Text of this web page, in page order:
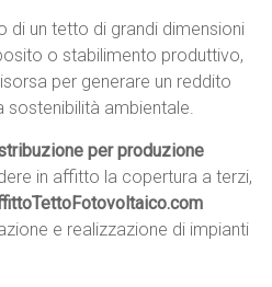
di un tetto di grandi dimensioni
o stabilimento produttivo,
per generare un reddito
sostenibilità ambientale.
per produzione
in affitto la copertura a terzi,
e realizzazione di impianti